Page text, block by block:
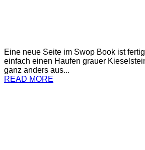
Eine neue Seite im Swop Book ist
einfach einen Haufen grauer
ganz anders aus...
READ MORE